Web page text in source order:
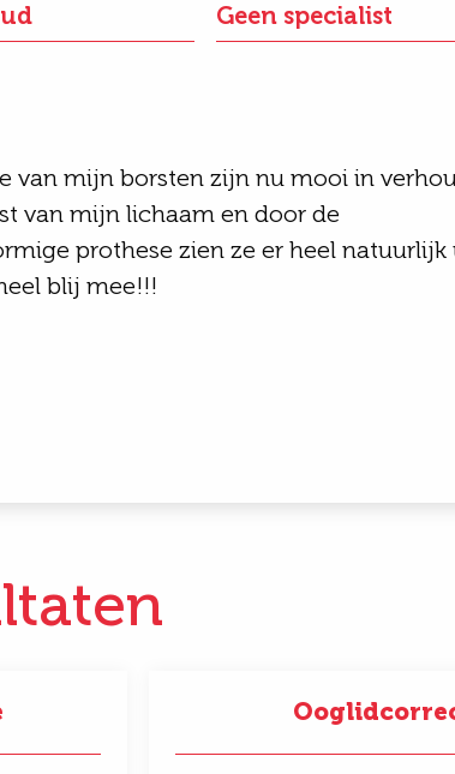
Geen specialist
van mijn borsten zijn nu mooi in
van mijn lichaam en door de
prothese zien ze er heel natuurlijk
blij mee!!!